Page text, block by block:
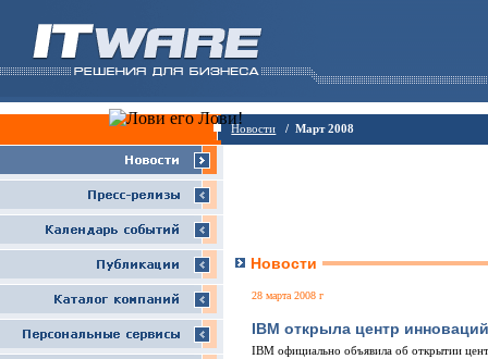
Новости / Март 2008
Новости
28 марта 2008 г
IBM открыла центр
IBM официально объявила об открытии